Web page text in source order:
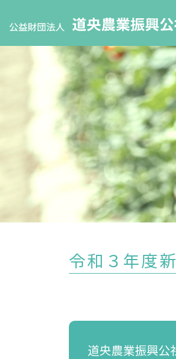
令和３年度
道央農業振興公